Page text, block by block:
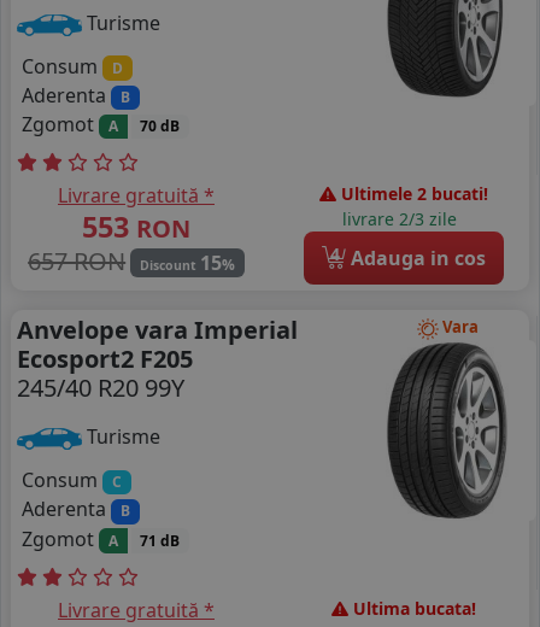
Turisme
Consum
D
Aderenta B
Zgomot A 70 dB
Livrare gratuită *
553 RON
657 RON
Discount 15%
Ultimele 2 bucati!
livrare 2/3 zile
4 Adauga in cos
Vara
Anvelope vara Imperial
Ecosport2 F205
245/40 R20 99Y
Turisme
Consum
C
Aderenta B
Zgomot A 71 dB
Livrare gratuită *
Ultima bucata!